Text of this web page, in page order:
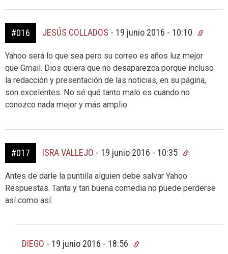
#016 JESÚS COLLADOS - 19 junio 2016 - 10:10
Yahoo será lo que sea pero su correo es años luz mejor
que Gmail. Dios quiera que no desaparezca porque incluso
la redacción y presentación de las noticias, en su página,
son excelentes. No sé qué tanto malo es cuando no
conozco nada mejor y más amplio
#017 ISRA VALLEJO - 19 junio 2016 - 10:35
Antes de darle la puntilla alguien debe salvar Yahoo
Respuestas. Tanta y tan buena comedia no puede perderse
así como así.
DIEGO - 19 junio 2016 - 18:56